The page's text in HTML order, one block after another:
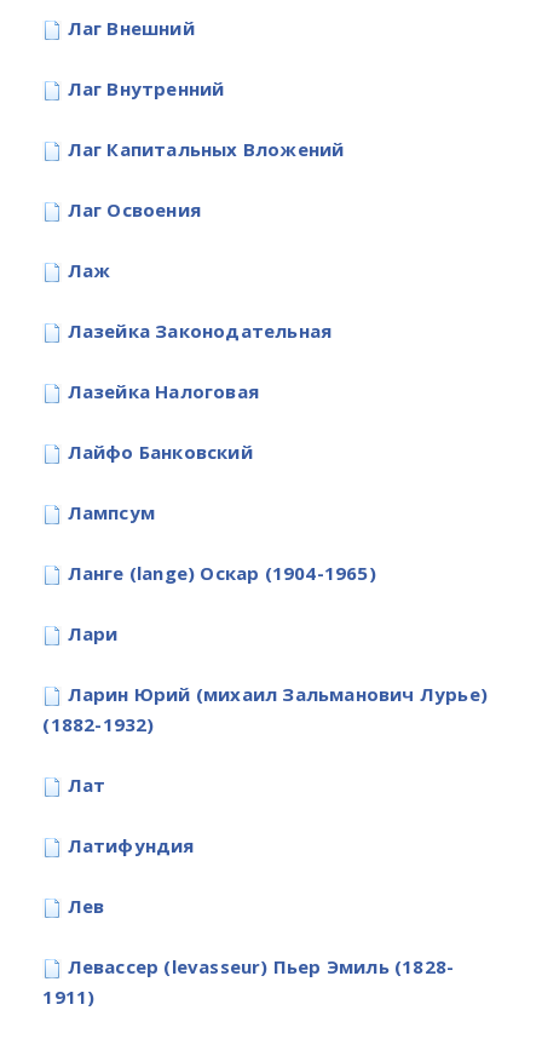
Лаг Внешний
Лаг Внутренний
Лаг Капитальных Вложений
Лаг Освоения
Лаж
Лазейка Законодательная
Лазейка Налоговая
Лайфо Банковский
Лампсум
Ланге (lange) Оскар (1904-1965)
Лари
Ларин Юрий (михаил Зальманович Лурье)
(1882-1932)
Лат
Латифундия
Лев
Левассер (levasseur) Пьер Эмиль (1828-
1911)